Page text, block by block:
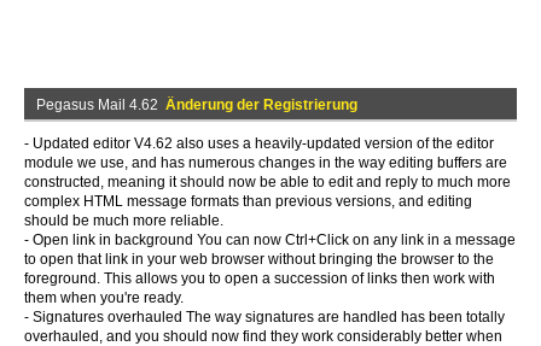
Pegasus Mail 4.62 Änderung der Registrierung
- Updated editor V4.62 also uses a heavily-updated version of the editor
module we use, and has numerous changes in the way editing buffers are
constructed, meaning it should now be able to edit and reply to much more
complex HTML message formats than previous versions, and editing
should be much more reliable.
- Open link in background You can now Ctrl+Click on any link in a message
to open that link in your web browser without bringing the browser to the
foreground. This allows you to open a succession of links then work with
them when you're ready.
- Signatures overhauled The way signatures are handled has been totally
overhauled, and you should now find they work considerably better when